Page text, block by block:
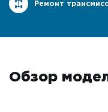
Ремонт
Обзор